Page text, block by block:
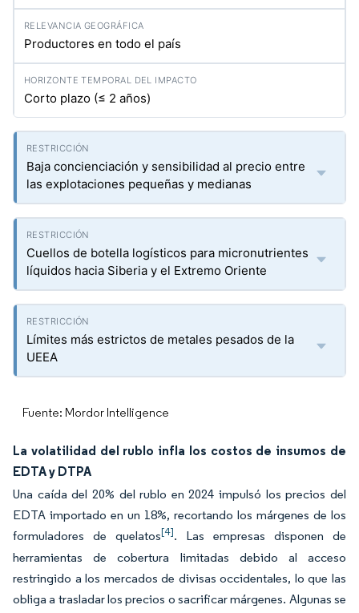
Productores en todo el país
Corto plazo (≤ 2 años)
Baja concienciación y sensibilidad al precio entre
las explotaciones pequeñas y medianas
Cuellos de botella logísticos para micronutrientes
líquidos hacia Siberia y el Extremo Oriente
Límites más estrictos de metales pesados de la
UEEA
Fuente: Mordor Intelligence
La volatilidad del rublo infla los costos de insumos de
EDTA y DTPA
Una caída del 20% del rublo en 2024 impulsó los precios del
EDTA importado en un 18%, recortando los márgenes de los
formuladores de quelatos[4]. Las empresas disponen de
herramientas de cobertura limitadas debido al acceso
restringido a los mercados de divisas occidentales, lo que las
obliga a trasladar los precios o sacrificar márgenes. Algunas se